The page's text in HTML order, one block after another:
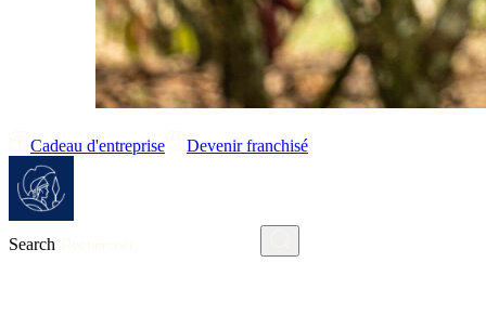
Cadeau d'entreprise Devenir franchisé
Search